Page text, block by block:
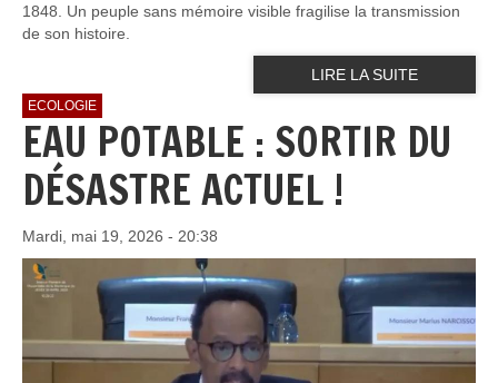
1848. Un peuple sans mémoire visible fragilise la transmission
de son histoire.
LIRE LA SUITE
ECOLOGIE
EAU POTABLE : SORTIR DU
DÉSASTRE ACTUEL !
Mardi, mai 19, 2026 - 20:38